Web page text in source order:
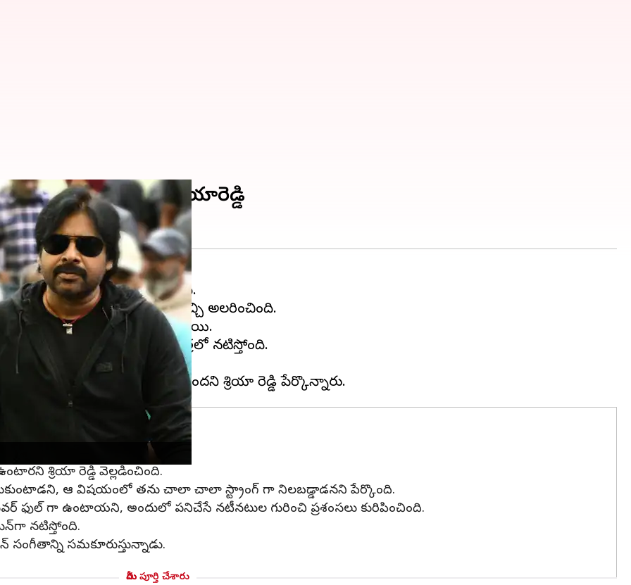
కథను లీక్ చేసిన శ్రియారెడ్డి
(Sriya Reddy) మెస్మరైజ్ చేసింది.
తెలుగు ప్రేక్షకులకు ముందుకొచ్చి అలరించింది.
సినిమాలో శ్రియా రెడ్డి కీలక పాత్రలో నటిస్తోంది.
బయటపెట్టింది.
రెడ్డి
శ్రియా రెడ్డి వెల్లడించింది.
ఆ విషయంలో తను చాలా చాలా స్ట్రాంగ్ గా నిలబడ్డాడనని పేర్కొంది.
ఫుల్ గా ఉంటాయని, అందులో పనిచేసే నటీనటుల గురించి ప్రశంసలు కురిపించింది.
నటిస్తోంది.
సమకూరుస్తున్నాడు.
మీరు పూర్తి చేశారు